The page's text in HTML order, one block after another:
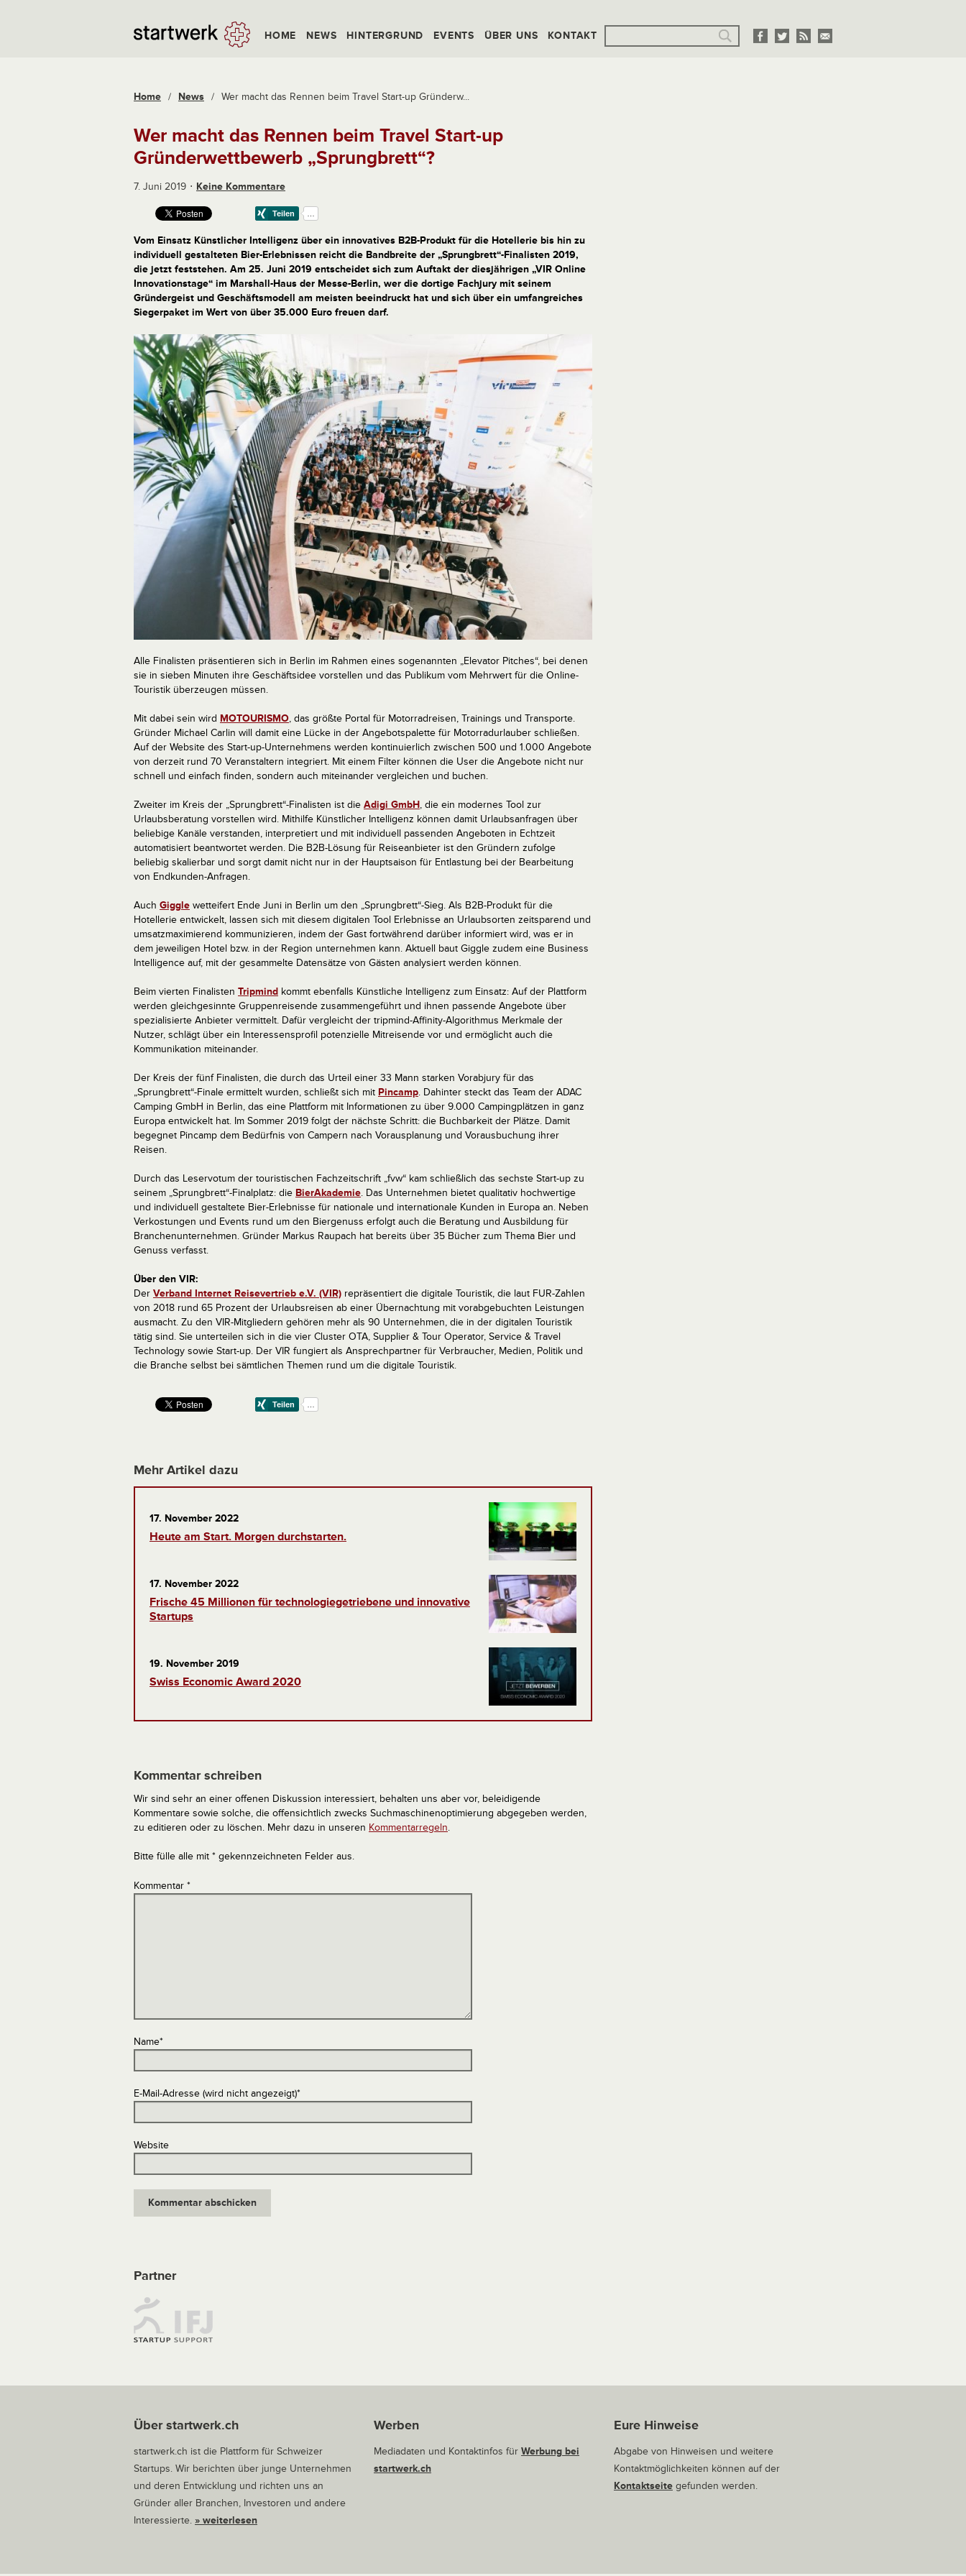
HOME NEWS HINTERGRUND EVENTS ÜBER UNS KONTAKT
Home / News / Wer macht das Rennen beim Travel Start-up Gründerw...
Wer macht das Rennen beim Travel Start-up
Gründerwettbewerb „Sprungbrett“?
7. Juni 2019 Keine Kommentare
Vom Einsatz Künstlicher Intelligenz über ein innovatives B2B-Produkt für die Hotellerie bis hin zu
individuell gestalteten Bier-Erlebnissen reicht die Bandbreite der „Sprungbrett“-Finalisten 2019,
die jetzt feststehen. Am 25. Juni 2019 entscheidet sich zum Auftakt der diesjährigen „VIR Online
Innovationstage“ im Marshall-Haus der Messe-Berlin, wer die dortige Fachjury mit seinem
Gründergeist und Geschäftsmodell am meisten beeindruckt hat und sich über ein umfangreiches
Siegerpaket im Wert von über 35.000 Euro freuen darf.
Alle Finalisten präsentieren sich in Berlin im Rahmen eines sogenannten „Elevator Pitches“, bei denen
sie in sieben Minuten ihre Geschäftsidee vorstellen und das Publikum vom Mehrwert für die Online-
Touristik überzeugen müssen.
Mit dabei sein wird MOTOURISMO, das größte Portal für Motorradreisen, Trainings und Transporte.
Gründer Michael Carlin will damit eine Lücke in der Angebotspalette für Motorradurlauber schließen.
Auf der Website des Start-up-Unternehmens werden kontinuierlich zwischen 500 und 1.000 Angebote
von derzeit rund 70 Veranstaltern integriert. Mit einem Filter können die User die Angebote nicht nur
schnell und einfach finden, sondern auch miteinander vergleichen und buchen.
Zweiter im Kreis der „Sprungbrett“-Finalisten ist die Adigi GmbH, die ein modernes Tool zur
Urlaubsberatung vorstellen wird. Mithilfe Künstlicher Intelligenz können damit Urlaubsanfragen über
beliebige Kanäle verstanden, interpretiert und mit individuell passenden Angeboten in Echtzeit
automatisiert beantwortet werden. Die B2B-Lösung für Reiseanbieter ist den Gründern zufolge
beliebig skalierbar und sorgt damit nicht nur in der Hauptsaison für Entlastung bei der Bearbeitung
von Endkunden-Anfragen.
Auch Giggle wetteifert Ende Juni in Berlin um den „Sprungbrett“-Sieg. Als B2B-Produkt für die
Hotellerie entwickelt, lassen sich mit diesem digitalen Tool Erlebnisse an Urlaubsorten zeitsparend und
umsatzmaximierend kommunizieren, indem der Gast fortwährend darüber informiert wird, was er in
dem jeweiligen Hotel bzw. in der Region unternehmen kann. Aktuell baut Giggle zudem eine Business
Intelligence auf, mit der gesammelte Datensätze von Gästen analysiert werden können.
Beim vierten Finalisten Tripmind kommt ebenfalls Künstliche Intelligenz zum Einsatz: Auf der Plattform
werden gleichgesinnte Gruppenreisende zusammengeführt und ihnen passende Angebote über
spezialisierte Anbieter vermittelt. Dafür vergleicht der tripmind-Affinity-Algorithmus Merkmale der
Nutzer, schlägt über ein Interessensprofil potenzielle Mitreisende vor und ermöglicht auch die
Kommunikation miteinander.
Der Kreis der fünf Finalisten, die durch das Urteil einer 33 Mann starken Vorabjury für das
„Sprungbrett“-Finale ermittelt wurden, schließt sich mit Pincamp. Dahinter steckt das Team der ADAC
Camping GmbH in Berlin, das eine Plattform mit Informationen zu über 9.000 Campingplätzen in ganz
Europa entwickelt hat. Im Sommer 2019 folgt der nächste Schritt: die Buchbarkeit der Plätze. Damit
begegnet Pincamp dem Bedürfnis von Campern nach Vorausplanung und Vorausbuchung ihrer
Reisen.
Durch das Leservotum der touristischen Fachzeitschrift „fvw“ kam schließlich das sechste Start-up zu
seinem „Sprungbrett“-Finalplatz: die BierAkademie. Das Unternehmen bietet qualitativ hochwertige
und individuell gestaltete Bier-Erlebnisse für nationale und internationale Kunden in Europa an. Neben
Verkostungen und Events rund um den Biergenuss erfolgt auch die Beratung und Ausbildung für
Branchenunternehmen. Gründer Markus Raupach hat bereits über 35 Bücher zum Thema Bier und
Genuss verfasst.
Über den VIR:
Der Verband Internet Reisevertrieb e.V. (VIR) repräsentiert die digitale Touristik, die laut FUR-Zahlen
von 2018 rund 65 Prozent der Urlaubsreisen ab einer Übernachtung mit vorabgebuchten Leistungen
ausmacht. Zu den VIR-Mitgliedern gehören mehr als 90 Unternehmen, die in der digitalen Touristik
tätig sind. Sie unterteilen sich in die vier Cluster OTA, Supplier & Tour Operator, Service & Travel
Technology sowie Start-up. Der VIR fungiert als Ansprechpartner für Verbraucher, Medien, Politik und
die Branche selbst bei sämtlichen Themen rund um die digitale Touristik.
Mehr Artikel dazu
17. November 2022
Heute am Start. Morgen durchstarten.
17. November 2022
Frische 45 Millionen für technologiegetriebene und innovative
Startups
19. November 2019
Swiss Economic Award 2020
Kommentar schreiben
Wir sind sehr an einer offenen Diskussion interessiert, behalten uns aber vor, beleidigende
Kommentare sowie solche, die offensichtlich zwecks Suchmaschinenoptimierung abgegeben werden,
zu editieren oder zu löschen. Mehr dazu in unseren Kommentarregeln.
Bitte fülle alle mit * gekennzeichneten Felder aus.
Kommentar *
Name*
E-Mail-Adresse (wird nicht angezeigt)*
Website
Partner
Über startwerk.ch
startwerk.ch ist die Plattform für Schweizer
Startups. Wir berichten über junge Unternehmen
und deren Entwicklung und richten uns an
Gründer aller Branchen, Investoren und andere
Interessierte. » weiterlesen
Werben
Mediadaten und Kontaktinfos für Werbung bei
startwerk.ch
Eure Hinweise
Abgabe von Hinweisen und weitere
Kontaktmöglichkeiten können auf der
Kontaktseitegefunden werden.